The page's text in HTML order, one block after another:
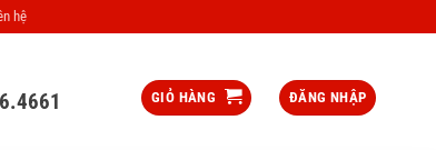
hệ
GIỎ HÀNG ĐĂNG NHẬP